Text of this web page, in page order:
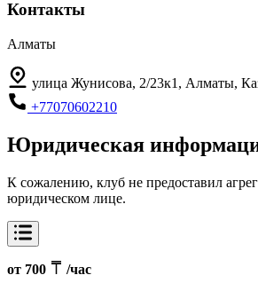
Контакты
Алматы
улица Жунисова, 2/23к1, Алматы,
+77070602210
Юридическая
К сожалению, клуб не предоставил
юридическом лице.
от 700 /час